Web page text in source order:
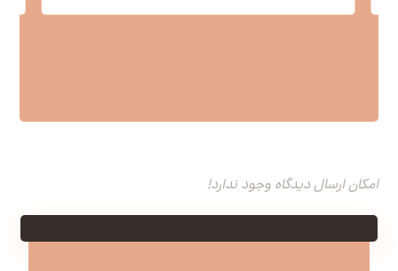
امکان ارسال دیدگاه وجود ندارد!